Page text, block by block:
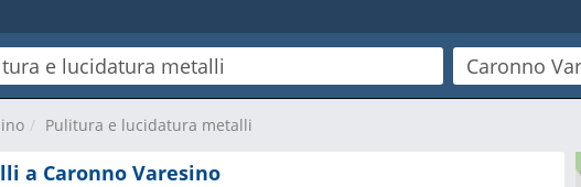
Pulitura e lucidatura metalli
a Caronno Varesino